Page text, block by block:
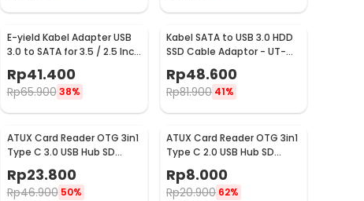
E-yield Kabel Adapter USB
3.0 to SATA for 3.5 / 2.5 Inch
Rp41.400
Rp65.900 38%
Kabel SATA to USB 3.0 HDD
SSD Cable Adaptor - UT-
Rp48.600
Rp81.900 41%
ATUX Card Reader OTG 3in1
Type C 3.0 USB Hub SD
MicroSD - AT3
Rp23.800
Rp46.900 50%
ATUX Card Reader OTG 3in1
Type C 2.0 USB Hub SD
MicroSD - AT32
Rp8.000
Rp20.900 62%